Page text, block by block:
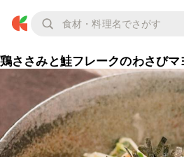
鶏ささみと鮭フレークのわさびマ